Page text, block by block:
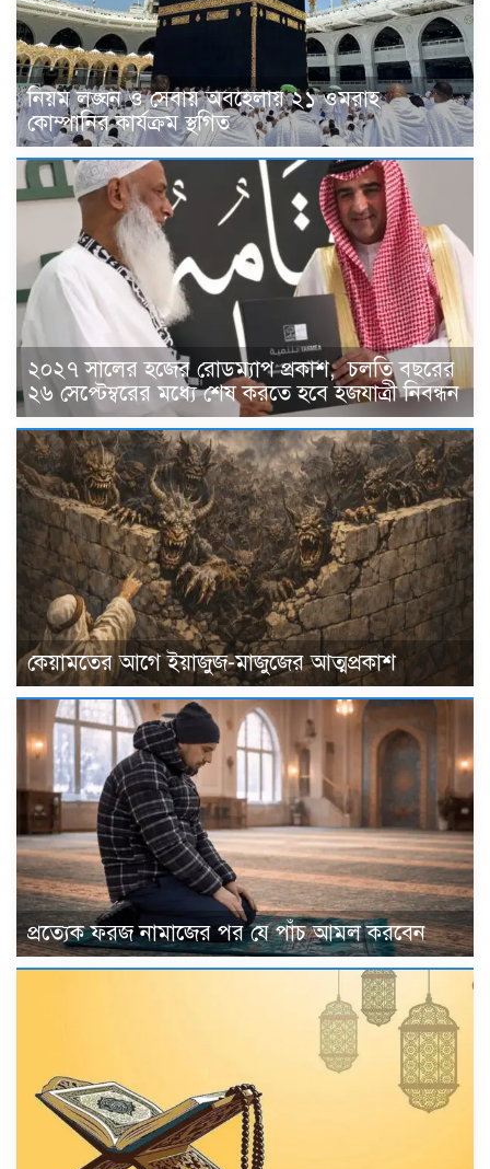
নিয়ম লঙ্ঘন ও সেবায় অবহেলায় ২১ ওমরাহ
কোম্পানির কার্যক্রম স্থগিত
২০২৭ সালের হজের রোডম্যাপ প্রকাশ, চলতি বছরের
২৬ সেপ্টেম্বরের মধ্যে শেষ করতে হবে হজযাত্রী নিবন্ধন
কেয়ামতের আগে ইয়াজুজ-মাজুজের আত্মপ্রকাশ
প্রত্যেক ফরজ নামাজের পর যে পাঁচ আমল করবেন